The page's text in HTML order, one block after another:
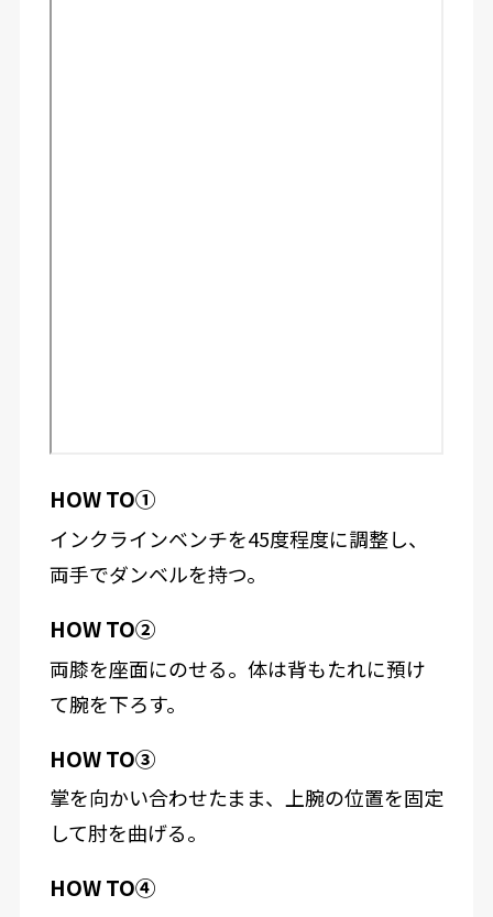
HOW TO①
インクラインベンチを45度程度に調整し、
両手でダンベルを持つ。
HOW TO②
両膝を座面にのせる。体は背もたれに預け
て腕を下ろす。
HOW TO③
掌を向かい合わせたまま、上腕の位置を固定
して肘を曲げる。
HOW TO④